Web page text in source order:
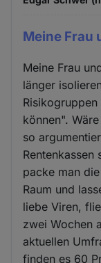
Meine Frau
Meine Frau
länger
können".
so
Rentenkassen
packe man
Raum und
liebe Viren,
zwei Wochen
aktuellen
finden es 60